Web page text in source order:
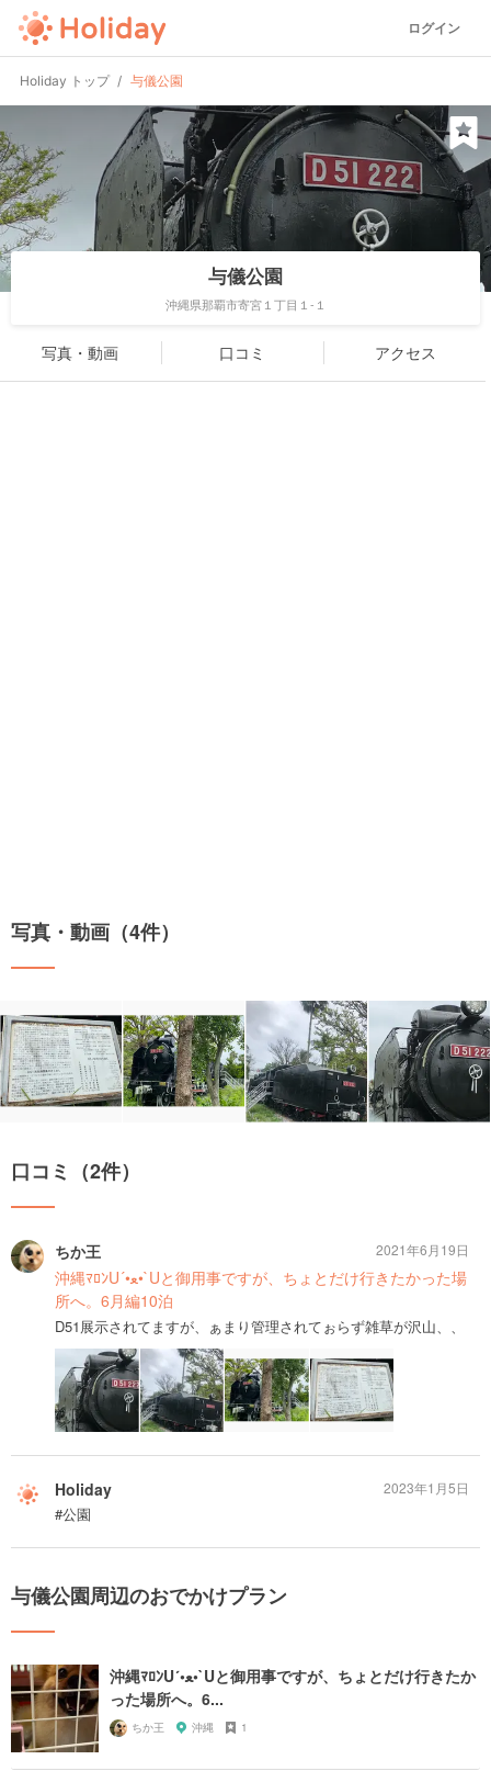
ログイン
Holiday トップ 与儀公園
与儀公園
沖縄県那覇市寄宮１丁目１-１
写真・動画 口コミ アクセス
写真・動画（4件）
口コミ（2件）
ちか王
沖縄ﾏﾛﾝU´•ﻌ•`Uと御用事ですが、ちょとだけ行きたかった場
所へ。6月編10泊
D51展示されてますが、ぁまり管理されてぉらず雑草が沢山、、
2021年6月19日
Holiday
#公園
2023年1月5日
与儀公園周辺のおでかけプラン
沖縄ﾏﾛﾝU´•ﻌ•`Uと御用事ですが、ちょとだけ行きたか
った場所へ。6...
ちか王 沖縄 1